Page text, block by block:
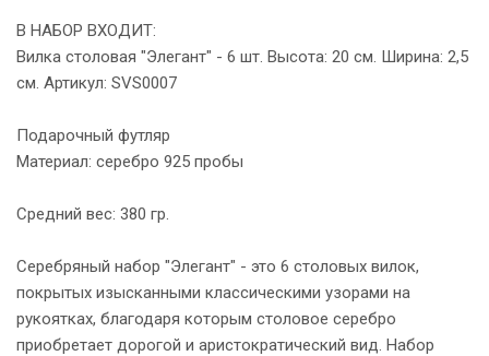
В НАБОР ВХОДИТ:
Вилка столовая "Элегант" - 6 шт. Высота: 20 см. Ширина: 2,5
см. Артикул: SVS0007
Подарочный футляр
Материал: серебро 925 пробы
Средний вес: 380 гр.
Серебряный набор "Элегант" - это 6 столовых вилок,
покрытых изысканными классическими узорами на
рукоятках, благодаря которым столовое серебро
приобретает дорогой и аристократический вид. Набор